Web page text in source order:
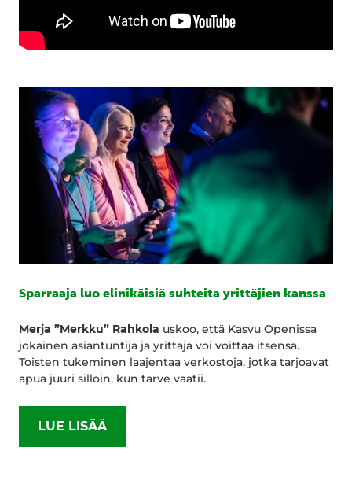
Sparraaja luo elinikäisiä suhteita yrittäjien kanssa
Merja ”Merkku” Rahkola uskoo, että Kasvu Openissa
jokainen asiantuntija ja yrittäjä voi voittaa itsensä.
Toisten tukeminen laajentaa verkostoja, jotka tarjoavat
apua juuri silloin, kun tarve vaatii.
LUE LISÄÄ